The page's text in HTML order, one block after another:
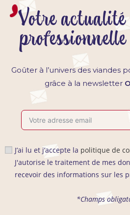
Votre actualité
professionnelle
Goûter à l’univers des viandes
grâce à la newsletter
J’ai lu et j’accepte la politique de
J'autorise le traitement de mes
recevoir des informations sur les
*Champs